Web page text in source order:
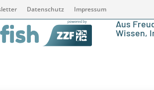
Datenschutz Impressum
Aus
Wissen,